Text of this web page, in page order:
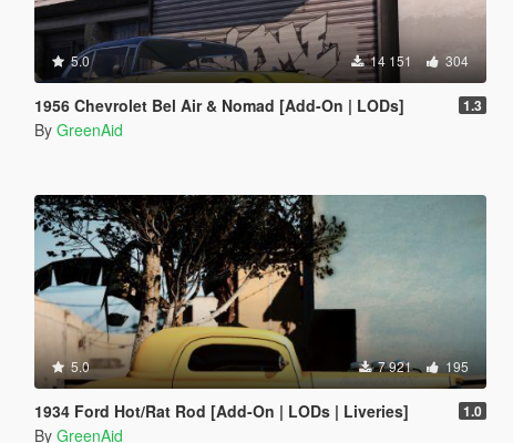
5.0 14 151 304
1956 Chevrolet Bel Air & Nomad [Add-On | LODs] 1.3
By GreenAid
5.0 7 921 195
1934 Ford Hot/Rat Rod [Add-On | LODs | Liveries] 1.0
By GreenAid